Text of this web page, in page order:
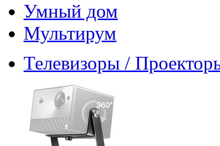
Умный дом
Мультирум
Телевизоры /